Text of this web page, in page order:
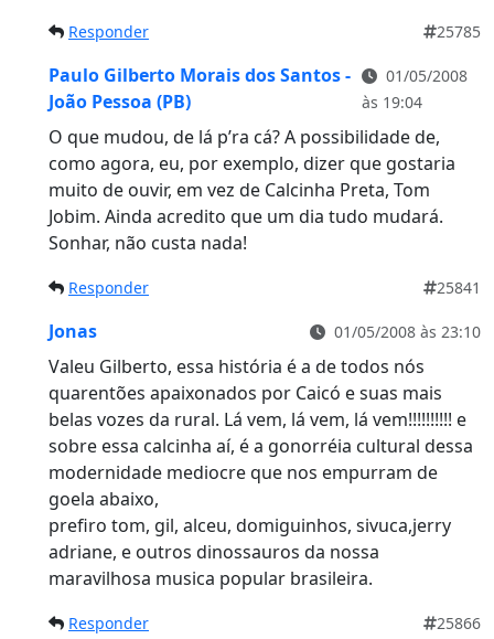
Responder 25785
Paulo Gilberto Morais dos Santos -
João Pessoa (PB)
01/05/2008
às 19:04
O que mudou, de lá p’ra cá? A possibilidade de,
como agora, eu, por exemplo, dizer que gostaria
muito de ouvir, em vez de Calcinha Preta, Tom
Jobim. Ainda acredito que um dia tudo mudará.
Sonhar, não custa nada!
Responder 25841
Jonas 01/05/2008 às 23:10
Valeu Gilberto, essa história é a de todos nós
quarentões apaixonados por Caicó e suas mais
belas vozes da rural. Lá vem, lá vem, lá vem!!!!!!!!!! e
sobre essa calcinha aí, é a gonorréia cultural dessa
modernidade mediocre que nos empurram de
goela abaixo,
prefiro tom, gil, alceu, domiguinhos, sivuca,jerry
adriane, e outros dinossauros da nossa
maravilhosa musica popular brasileira.
Responder 25866